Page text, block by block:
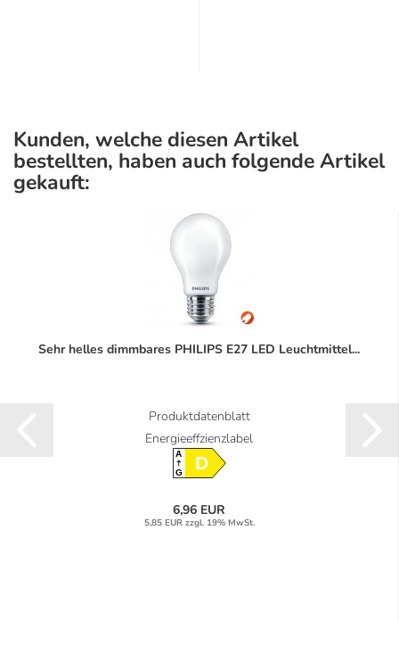
Kunden, welche diesen Artikel
bestellten, haben auch folgende Artikel
gekauft:
Sehr helles dimmbares PHILIPS E27 LED Leuchtmittel...
Produktdatenblatt
Energieeffzienzlabel
A
GD
6,96 EUR
5,85 EUR zzgl. 19% MwSt.